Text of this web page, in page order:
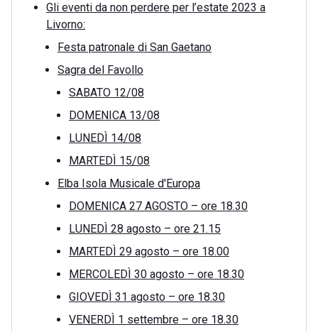
Gli eventi da non perdere per l’estate 2023 a
Livorno:
Festa patronale di San Gaetano
Sagra del Favollo
SABATO 12/08
DOMENICA 13/08
LUNEDÌ 14/08
MARTEDÌ 15/08
Elba Isola Musicale d'Europa
DOMENICA 27 AGOSTO – ore 18.30
LUNEDÌ 28 agosto – ore 21.15
MARTEDÌ 29 agosto – ore 18.00
MERCOLEDÌ 30 agosto – ore 18.30
GIOVEDÌ 31 agosto – ore 18.30
VENERDÌ 1 settembre – ore 18.30